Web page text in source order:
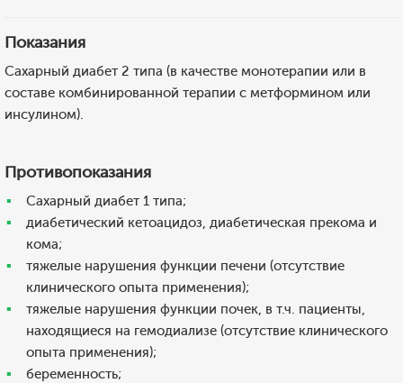
Показания
Сахарный диабет 2 типа (в качестве монотерапии или в
составе комбинированной терапии с метформином или
инсулином).
Противопоказания
Сахарный диабет 1 типа;
диабетический кетоацидоз, диабетическая прекома и
кома;
тяжелые нарушения функции печени (отсутствие
клинического опыта применения);
тяжелые нарушения функции почек, в т.ч. пациенты,
находящиеся на гемодиализе (отсутствие клинического
опыта применения);
беременность;